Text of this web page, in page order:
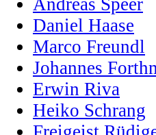
Andreas Speer
Daniel Haase
Marco Freundl
Johannes
Erwin Riva
Heiko Schrang